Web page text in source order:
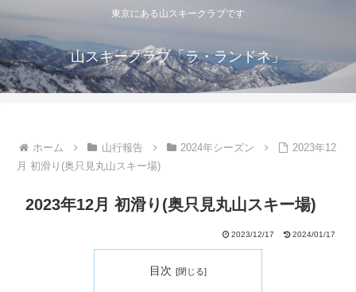
東京にある山スキークラブです
山スキークラブ「ラ・ランドネ」
ホーム 山行報告 2024年シーズン
2023年12
月 初滑り(奥只見丸山スキー場)
2023年12月 初滑り(奥只見丸山スキー場)
2023/12/17 2024/01/17
目次